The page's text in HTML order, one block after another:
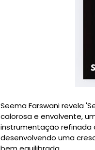
Seema Farswani revela
calorosa e envolvente,
instrumentação refinada
desenvolvendo uma